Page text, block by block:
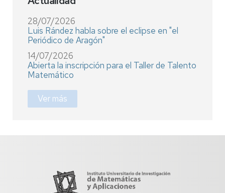
28/07/2026
Luis Rández habla sobre el eclipse en "el
Periódico de Aragón"
14/07/2026
Abierta la inscripción para el Taller de Talento
Matemático
Ver más